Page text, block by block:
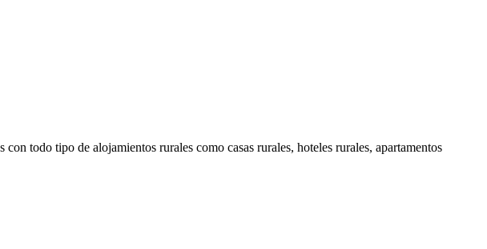
todo tipo de alojamientos rurales como casas rurales, hoteles rurales, apartamentos